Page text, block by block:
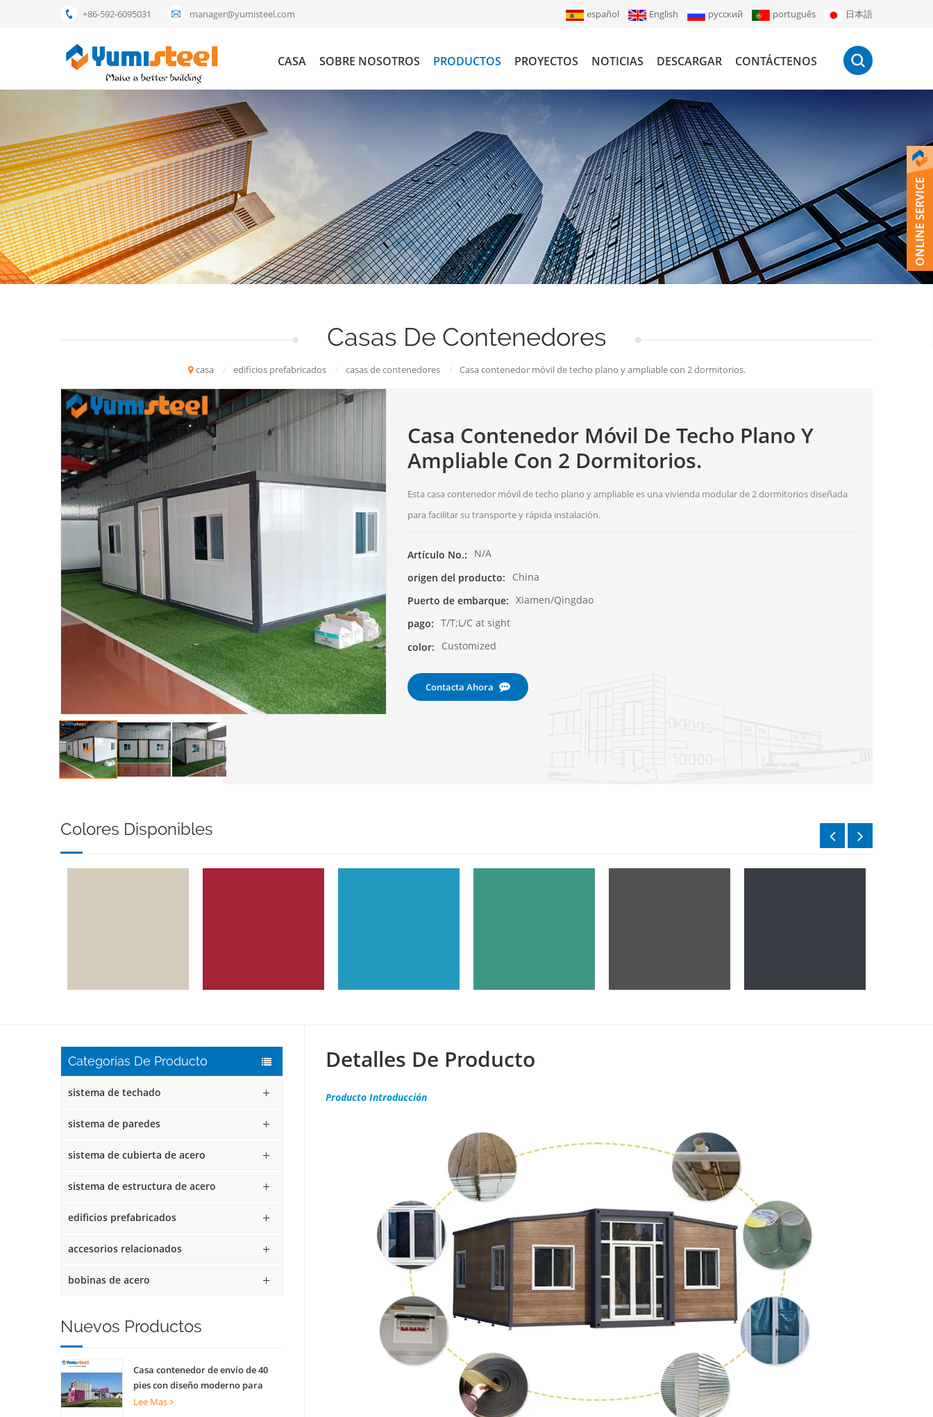
+86-592-6095031 manager@yumisteel.com español English русский português 日本語
CASA SOBRE NOSOTROS PRODUCTOS PROYECTOS NOTICIAS DESCARGAR CONTÁCTENOS
Casas De Contenedores
casa / edificios prefabricados / casas de contenedores / Casa contenedor móvil de techo plano y ampliable con 2 dormitorios.
Casa Contenedor Móvil De Techo Plano Y
Ampliable Con 2 Dormitorios.
Esta casa contenedor móvil de techo plano y ampliable es una vivienda modular de 2 dormitorios diseñada
para facilitar su transporte y rápida instalación.
Artículo No.:
N/A
origen del producto:
China
Puerto de embarque: Xiamen/Qingdao
pago: T/T;L/C at sight
color:
Customized
Contacta Ahora
Colores Disponibles
Categorías De Producto
sistema de techado
sistema de paredes
sistema de cubierta de acero
sistema de estructura de acero
edificios prefabricados
accesorios relacionados
bobinas de acero
Nuevos Productos
Casa contenedor de envío de 40
pies con diseño moderno para
quiosco comercial callejero tienda
Lee Mas
Detalles De Producto
Producto Introducción